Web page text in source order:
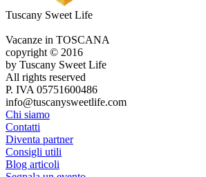
Tuscany Sweet Life
Vacanze in TOSCANA
copyright © 2016
by Tuscany Sweet Life
All rights reserved
P. IVA 05751600486
info@tuscanysweetlife.com
Chi siamo
Contatti
Diventa partner
Consigli utili
Blog articoli